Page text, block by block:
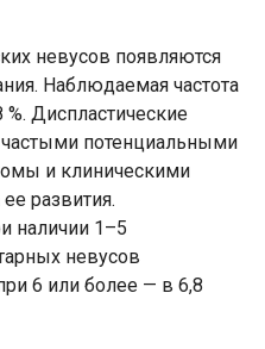
невусов появляются
Наблюдаемая частота
Диспластические
потенциальными
и клиническими
развития.
наличии 1–5
невусов
6 или более — в 6,8